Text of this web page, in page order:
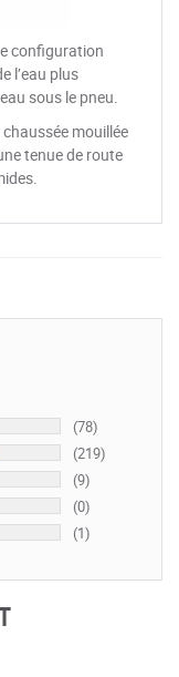
configuration
l’eau plus
sous le pneu.
mouillée
tenue de route
(78)
(219)
(9)
(0)
(1)